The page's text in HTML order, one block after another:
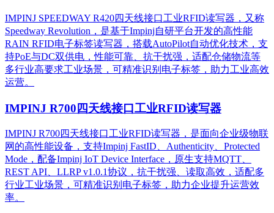
IMPINJ SPEEDWAY R420四天线接口工业RFID读写器，又称
Speedway Revolution，是基于Impinj自研平台开发的高性能
RAIN RFID电子标签读写器，搭载AutoPilot自动优化技术，支
持PoE与DC双供电，性能可靠、抗干扰强，适配仓储物流等
多行业高要求工业场景，可精准识别电子标签，助力工业高效
运营。​
IMPINJ R700四天线接口工业RFID读写器
IMPINJ R700四天线接口工业RFID读写器，是面向企业级物联
网的高性能设备，支持Impinj FastID、Authenticity、Protected
Mode，配备Impinj IoT Device Interface，原生支持MQTT、
REST API、LLRP v1.0.1协议，抗干扰强、读取高效，适配多
行业工业场景，可精准识别电子标签，助力企业提升运营效
率。